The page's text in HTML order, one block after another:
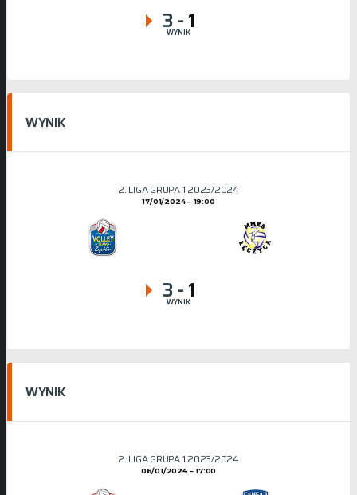
3-1
WYNIK
WYNIK
2. LIGA GRUPA 1 2023/2024
17/01/2024 19:00
3-1
WYNIK
WYNIK
2. LIGA GRUPA 1 2023/2024
06/01/2024 17:00